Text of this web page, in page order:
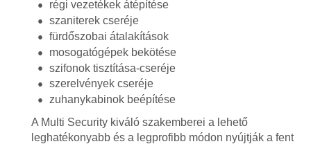
régi vezetékek átépítése
szaniterek cseréje
fürdőszobai átalakítások
mosogatógépek bekötése
szifonok tisztítása-cseréje
szerelvények cseréje
zuhanykabinok beépítése
A Multi Security kiváló szakemberei a lehető
leghatékonyabb és a legprofibb módon nyújtják a fent